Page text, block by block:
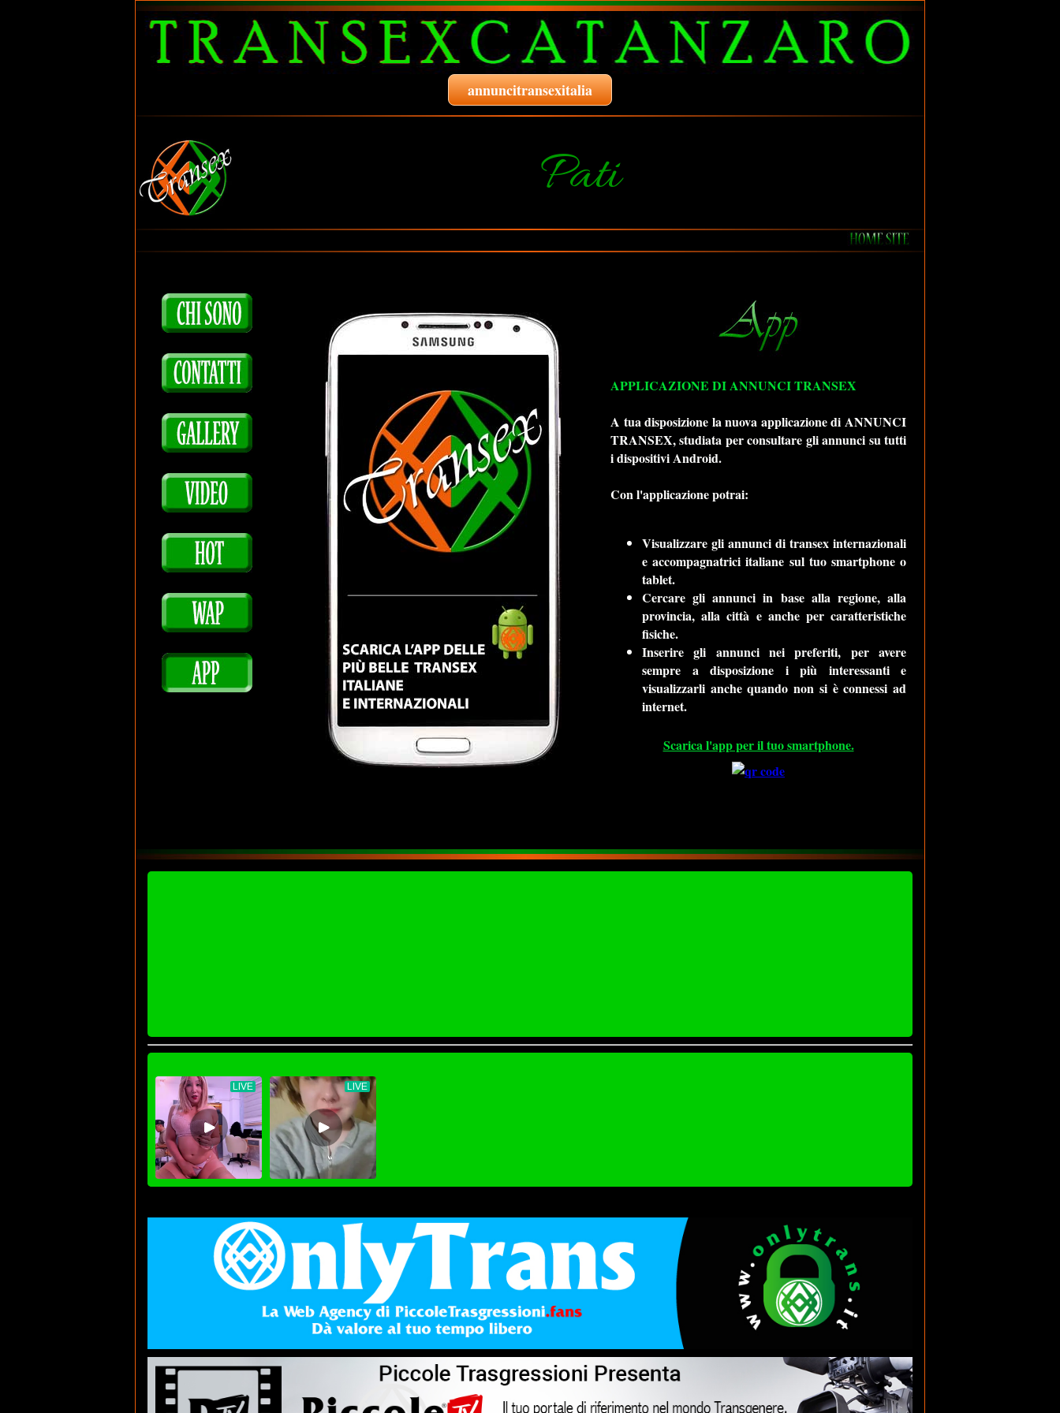
annuncitransexitalia
Pati
APPLICAZIONE DI ANNUNCI TRANSEX
A tua disposizione la nuova applicazione di ANNUNCI
TRANSEX, studiata per consultare gli annunci su tutti
i dispositivi Android.
Con l'applicazione potrai:
Visualizzare gli annunci di transex internazionali
e accompagnatrici italiane sul tuo smartphone o
tablet.
Cercare gli annunci in base alla regione, alla
provincia, alla città e anche per caratteristiche
fisiche.
Inserire gli annunci nei preferiti, per avere
sempre a disposizione i più interessanti e
visualizzarli anche quando non si è connessi ad
internet.
Scarica l'app per il tuo smartphone.